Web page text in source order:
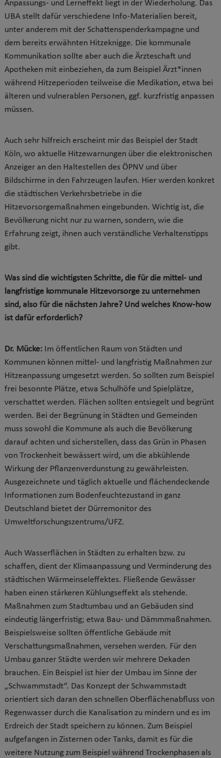
Anpassungs- und Lerneffekt liegt in der Wiederholung. Das
UBA stellt dafür verschiedene Info-Materialien bereit,
unter anderem mit der Schattenspenderkampagne und
dem bereits erwähnten Hitzeknigge. Die kommunale
Kommunikation sollte aber auch die Ärzteschaft und
Apotheken mit einbeziehen, da zum Beispiel Ärzt*innen
während Hitzeperioden teilweise die Medikation, etwa bei
älteren und vulnerablen Personen, ggf. kurzfristig anpassen
müssen.
Auch sehr hilfreich erscheint mir das Beispiel der Stadt
Köln, wo aktuelle Hitzewarnungen über die elektronischen
Anzeiger an den Haltestellen des ÖPNV und über
Bildschirme in den Fahrzeugen laufen. Hier werden konkret
die städtischen Verkehrsbetriebe in die
Hitzevorsorgemaßnahmen eingebunden. Wichtig ist, die
Bevölkerung nicht nur zu warnen, sondern, wie die
Erfahrung zeigt, ihnen auch verständliche Verhaltenstipps
gibt.
Was sind die wichtigsten Schritte, die für die mittel- und
langfristige kommunale Hitzevorsorge zu unternehmen
sind, also für die nächsten Jahre? Und welches Know-how
ist dafür erforderlich?
Dr. Mücke: Im öffentlichen Raum von Städten und
Kommunen können mittel- und langfristig Maßnahmen zur
Hitzeanpassung umgesetzt werden. So sollten zum Beispiel
frei besonnte Plätze, etwa Schulhöfe und Spielplätze,
verschattet werden. Flächen sollten entsiegelt und begrünt
werden. Bei der Begrünung in Städten und Gemeinden
muss sowohl die Kommune als auch die Bevölkerung
darauf achten und sicherstellen, dass das Grün in Phasen
von Trockenheit bewässert wird, um die abkühlende
Wirkung der Pflanzenverdunstung zu gewährleisten.
Ausgezeichnete und täglich aktuelle und flächendeckende
Informationen zum Bodenfeuchtezustand in ganz
Deutschland bietet der Dürremonitor des
Umweltforschungszentrums/UFZ.
Auch Wasserflächen in Städten zu erhalten bzw. zu
schaffen, dient der Klimaanpassung und Verminderung des
städtischen Wärmeinseleffektes. Fließende Gewässer
haben einen stärkeren Kühlungseffekt als stehende.
Maßnahmen zum Stadtumbau und an Gebäuden sind
eindeutig längerfristig; etwa Bau- und Dämmmaßnahmen.
Beispielsweise sollten öffentliche Gebäude mit
Verschattungsmaßnahmen, versehen werden. Für den
Umbau ganzer Städte werden wir mehrere Dekaden
brauchen. Ein Beispiel ist hier der Umbau im Sinne der
„Schwammstadt“. Das Konzept der Schwammstadt
orientiert sich daran den schnellen Oberflächenabfluss von
Regenwasser durch die Kanalisation zu mindern und es im
Erdreich der Stadt speichern zu können. Zum Beispiel
aufgefangen in Zisternen oder Tanks, damit es für die
weitere Nutzung zum Beispiel während Trockenphasen als